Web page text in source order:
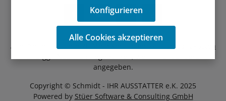
Copyright © Schmidt - IHR AUSSTATTER e.K. 2025
Powered by Stüer Software & Consulting GmbH
Alle Preise inkl. gesetzl. Mehrwertsteuer zzgl.
Versandkosten
angegeben.
Konfigurieren
Alle Cookies akzeptieren